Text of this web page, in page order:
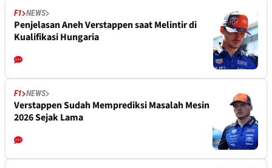
F1 NEWS
Penjelasan Aneh Verstappen saat Melintir di
Kualifikasi Hungaria
F1 NEWS
Verstappen Sudah Memprediksi Masalah Mesin
2026 Sejak Lama